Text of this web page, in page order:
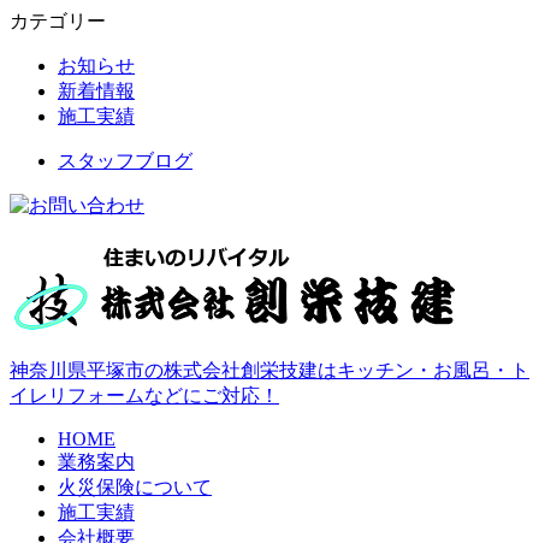
カテゴリー
お知らせ
新着情報
施工実績
スタッフブログ
神奈川県平塚市の株式会社創栄技建はキッチン・お風呂・ト
イレリフォームなどにご対応！
HOME
業務案内
火災保険について
施工実績
会社概要